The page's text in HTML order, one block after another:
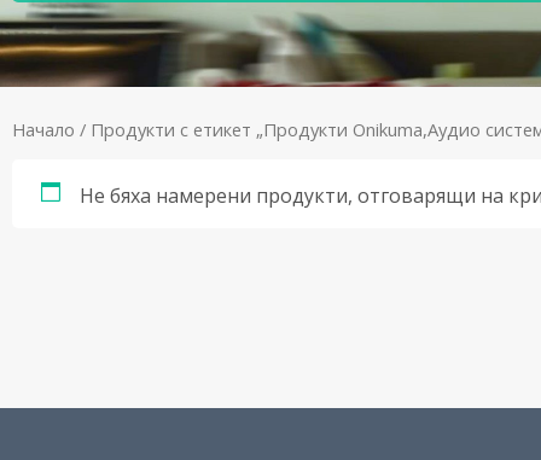
Начало / Продукти с етикет „Продукти Onikuma,Аудио
Не бяха намерени продукти, отговарящи на